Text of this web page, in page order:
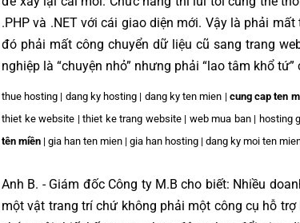
.PHP và .NET với cái giao diện mới. Vậy là phải
đó phải mất công chuyển dữ liệu cũ sang trang
nghiệp là “chuyện nhỏ” nhưng phải “lao tâm khổ
thue hosting | dang ky hosting | dang ky ten mien | cung cap ten
thiet ke website | thiet ke trang website | web mua ban | hosting
tên miền | gia han ten mien | gia han hosting | dang ky moi ten
Anh B. - Giám đốc Công ty M.B cho biết: Nhiều
một vật trang trí chứ không phải một công cụ hỗ